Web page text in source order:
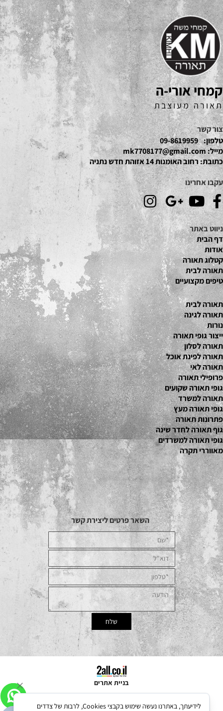
קמחי אורי-ה
תאורה מעוצבת
צור קשר
טלפון: 09-8619959
מייל:mk7708177@gmail.com
כתובת: רחוב האומנות 14 אזוהת חדש נתניה
עקבו אחרינו
ניווט באתר
דף הבית
אודות
קטלוג תאורה
תאורה לבית
טיפים מקצועיים
תאורה לבית
תאורה לגינה
נורות
ייצור גופי תאורה
תאורה לסלון
תאורה לפינת אוכל
תאורה לאי
פרופילי תאורה
גופי תאורה שקועים
תאורה למשרד
גופי תאורה מעץ
פתרונות תאורה
גוף תאורה לחדר שינה
גופי תאורה למשרדים
מאווררי תקרה
השאר פרטים ליצירת קשר
בניית אתרים
לידיעתך, באתרנו נעשה שימוש בקבצי Cookies, לרבות של צדדים